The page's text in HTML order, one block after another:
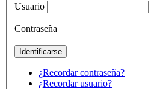
Usuario
Contraseña
¿Recordar contraseña?
¿Recordar usuario?